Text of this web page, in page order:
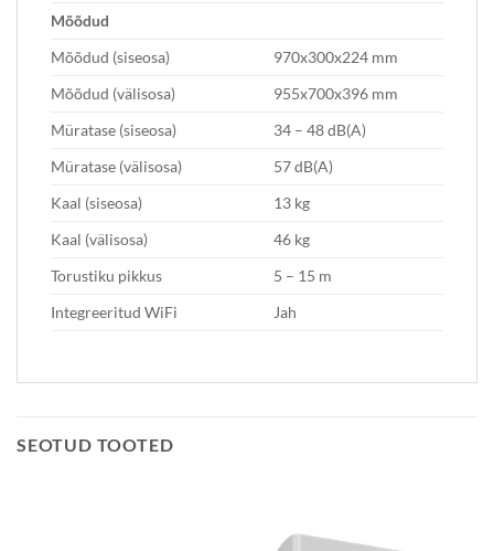
Mõõdud
Mõõdud (siseosa)
970x300x224 mm
Mõõdud (välisosa)
955x700x396 mm
Müratase (siseosa)
34 – 48 dB(A)
Müratase (välisosa)
57 dB(A)
Kaal (siseosa)
13 kg
Kaal (välisosa)
46 kg
Torustiku pikkus
5 – 15 m
Integreeritud WiFi
Jah
SEOTUD TOOTED